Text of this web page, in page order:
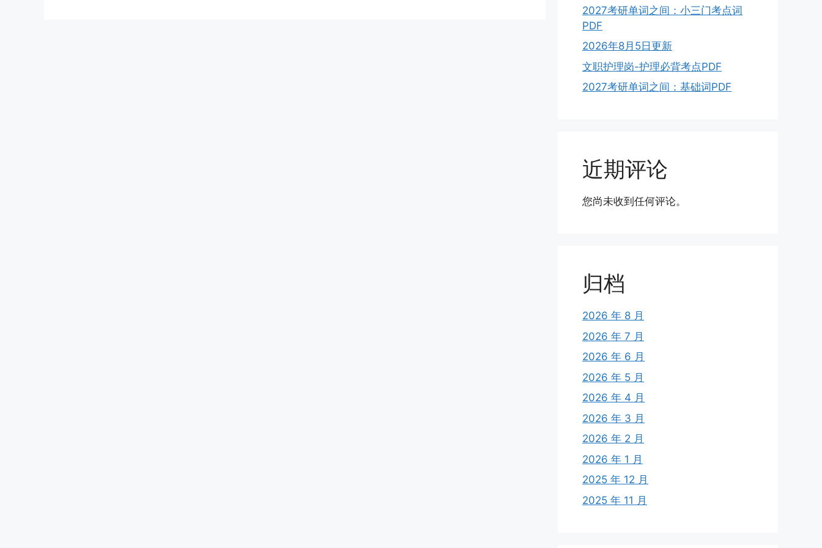
2027考研单词之间：小三门考点词
PDF
2026年8月5日更新
文职护理岗-护理必背考点PDF
2027考研单词之间：基础词PDF
近期评论
您尚未收到任何评论。
归档
2026 年 8 月
2026 年 7 月
2026 年 6 月
2026 年 5 月
2026 年 4 月
2026 年 3 月
2026 年 2 月
2026 年 1 月
2025 年 12 月
2025 年 11 月